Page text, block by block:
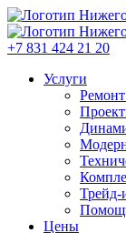
+7 831 424 21 20
Услуги
Трейд-
Цены